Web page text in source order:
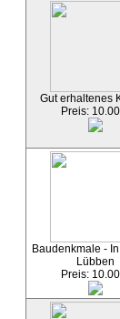
Gut erhaltenes
Preis:
Baudenkmale -
Lübben
Preis: